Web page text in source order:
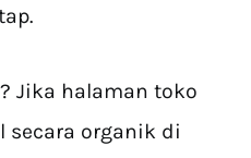
Jika halaman toko
organik di